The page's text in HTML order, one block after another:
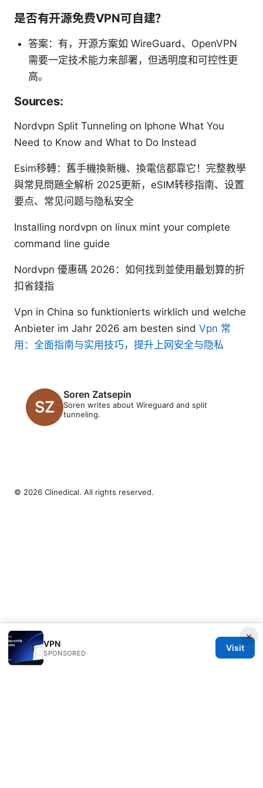
是否有开源免费VPN可自建？
答案：有，开源方案如 WireGuard、OpenVPN
需要一定技术能力来部署，但透明度和可控性更
高。
Sources:
Nordvpn Split Tunneling on Iphone What You
Need to Know and What to Do Instead
Esim移轉：舊手機換新機、換電信都靠它！完整教學
與常見問題全解析 2025更新，eSIM转移指南、设置
要点、常见问题与隐私安全
Installing nordvpn on linux mint your complete
command line guide
Nordvpn 優惠碼 2026：如何找到並使用最划算的折
扣省錢指
Vpn in China so funktionierts wirklich und welche
Anbieter im Jahr 2026 am besten sind Vpn 常
用：全面指南与实用技巧，提升上网安全与隐私
Soren Zatsepin
Soren writes about Wireguard and split
tunneling.
×
VPN
SPONSORED
Visit
© 2026 Clinedical. All rights reserved.